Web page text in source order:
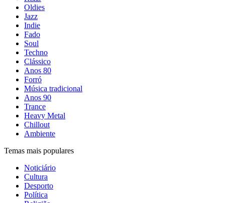
Oldies
Jazz
Indie
Fado
Soul
Techno
Clássico
Anos 80
Forró
Música tradicional
Anos 90
Trance
Heavy Metal
Chillout
Ambiente
Temas mais populares
Noticiário
Cultura
Desporto
Política